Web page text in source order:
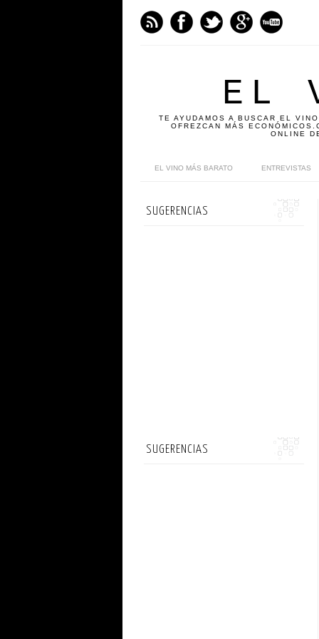
EL
TE AYUDAMOS A BUSCAR EL
OFREZCAN MÁS
ONLINE
EL VINO MÁS BARATO ENTREVISTAS
SUGERENCIAS
SUGERENCIAS